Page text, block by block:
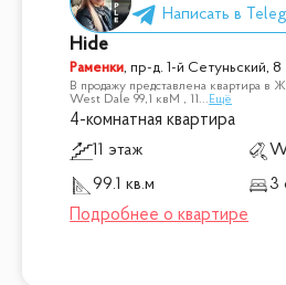
Hide
Раменки,пр-д. 1-й Сетуньский, 8
В продажу представлена квартира в
West Dale 99,1 квМ , 11... Ещё
4-комнатная квартира
11 этаж
99.1 кв.м
3